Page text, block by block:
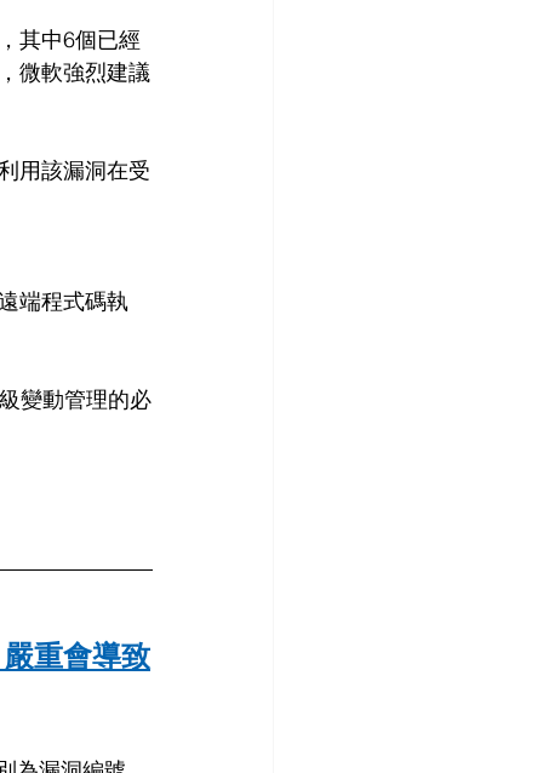
其中6個已經
微軟強烈建議
用該漏洞在受
端程式碼執
變動管理的必
重會導致